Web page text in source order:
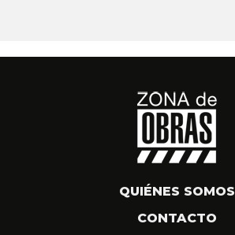
QUIÉNES SOMOS
CONTACTO